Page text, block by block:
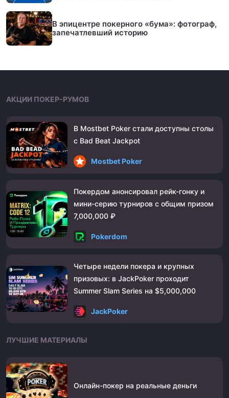
В эпицентре покерного «бума»: фотограф,
запечатлевший историю
АКЦИИ ПОКЕР-РУМОВ
В Mostbet Poker стали доступны столы
с Bad Beat Jackpot
Mostbet Poker
Покердом анонсировал рейк-гонку и
мини-серию турниров с общим призом
7,000,000 ₽
Pokerdom
Четыре недели покера и крупных
призовых: в JackPoker проходит
Summer Slam Series на $5,000,000
JackPoker
ЛУЧШИЕ МАТЕРИАЛЫ
Онлайн-покер на реальные деньги